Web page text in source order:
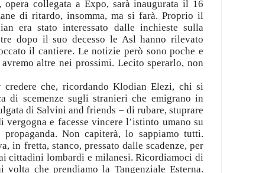
opera collegata a Expo, sarà inaugurata il 16
di ritardo, insomma, ma si farà. Proprio il
era stato interessato dalle inchieste sulla
dopo il suo decesso le Asl hanno rilevato
il cantiere. Le notizie però sono poche e
altre nei prossimi. Lecito sperarlo, non
credere che, ricordando Klodian Elezi, chi si
di scemenze sugli stranieri che emigrano in
di Salvini and friends – di rubare, stuprare
vergogna e facesse vincere l’istinto umano su
Non capiterà, lo sappiamo tutti.
in fretta, stanco, pressato dalle scadenze, per
cittadini lombardi e milanesi. Ricordiamoci di
che prendiamo la Tangenziale Esterna.